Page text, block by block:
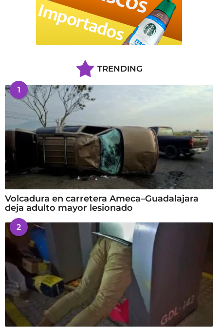
TRENDING
1
Volcadura en carretera Ameca–Guadalajara
deja adulto mayor lesionado
2